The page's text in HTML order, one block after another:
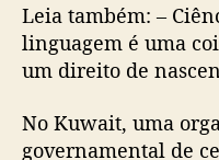
Leia também: –
linguagem é uma
um direito de
No Kuwait, uma
governamental de